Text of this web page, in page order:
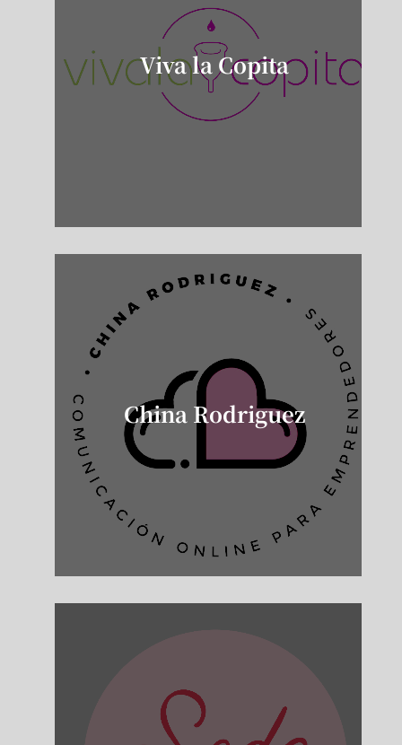
Viva la Copita
China Rodriguez